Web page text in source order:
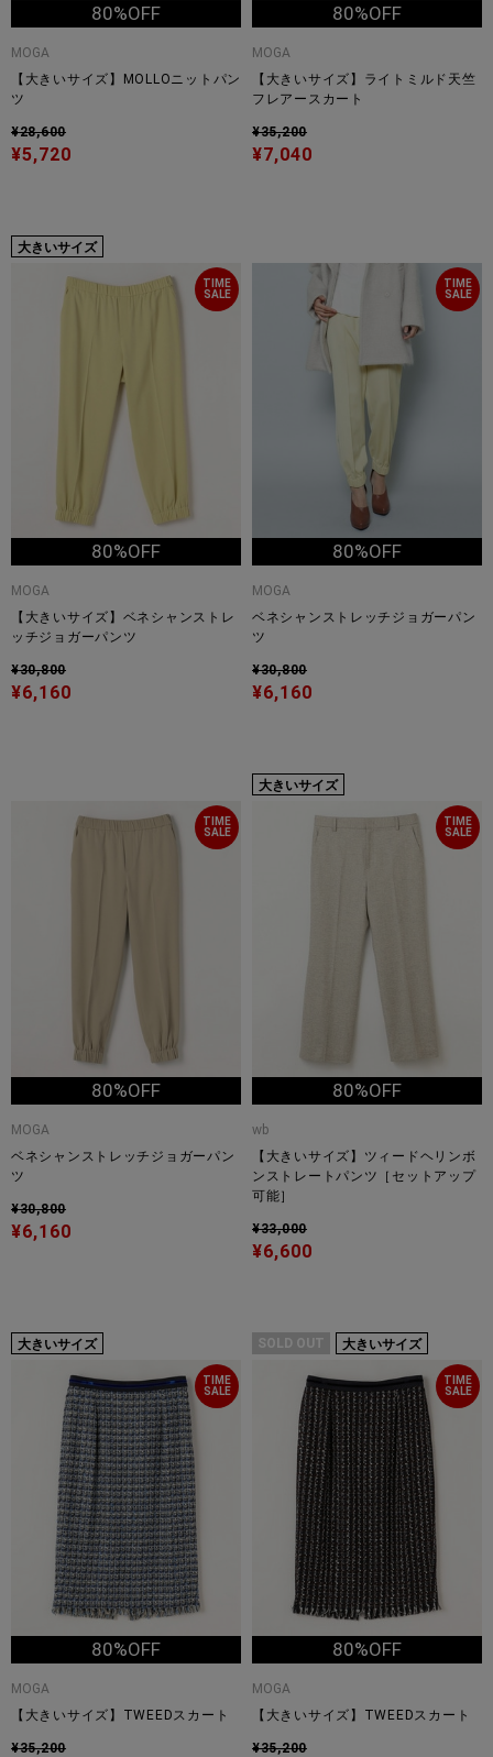
80%OFF
MOGA
【大きいサイズ】MOLLOニットパン
ツ
¥28,600
¥5,720
80%OFF
MOGA
【大きいサイズ】ライトミルド天竺
フレアースカート
¥35,200
¥7,040
大きいサイズ
TIME
SALE
80%OFF
MOGA
【大きいサイズ】ベネシャンストレ
ッチジョガーパンツ
¥30,800
¥6,160
TIME
SALE
80%OFF
MOGA
ベネシャンストレッチジョガーパン
ツ
¥30,800
¥6,160
TIME
SALE
80%OFF
MOGA
ベネシャンストレッチジョガーパン
ツ
¥30,800
¥6,160
大きいサイズ
TIME
SALE
80%OFF
wb
【大きいサイズ】ツィードヘリンボ
ンストレートパンツ［セットアップ
可能］
¥33,000
¥6,600
大きいサイズ
TIME
SALE
80%OFF
MOGA
【大きいサイズ】TWEEDスカート
¥35,200
SOLD OUT 大きいサイズ
TIME
SALE
80%OFF
MOGA
【大きいサイズ】TWEEDスカート
¥35,200